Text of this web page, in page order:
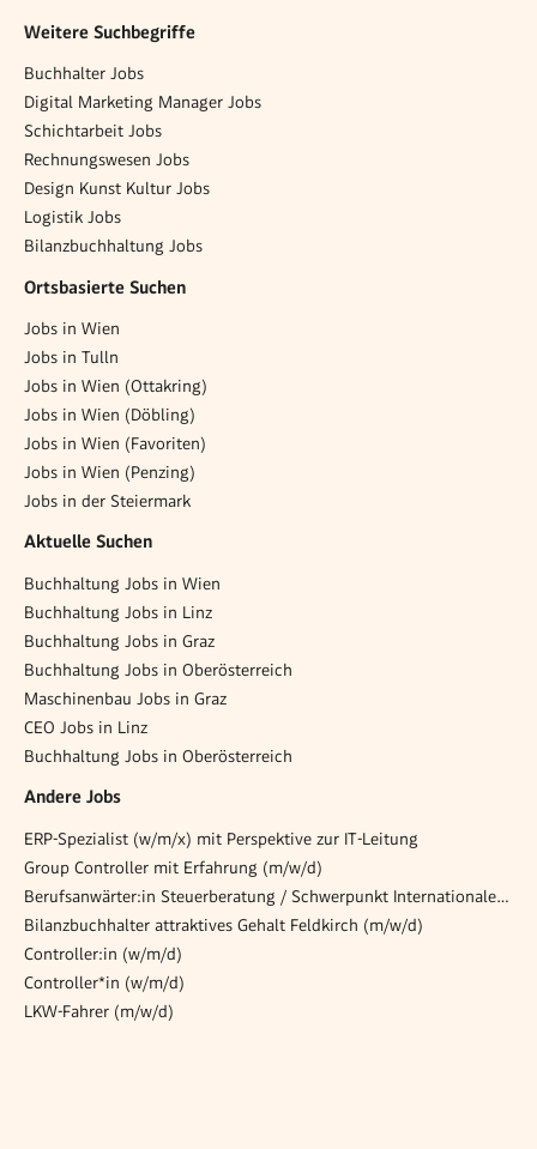
Weitere Suchbegriffe
Buchhalter Jobs
Digital Marketing Manager Jobs
Schichtarbeit Jobs
Rechnungswesen Jobs
Design Kunst Kultur Jobs
Logistik Jobs
Bilanzbuchhaltung Jobs
Ortsbasierte Suchen
Jobs in Wien
Jobs in Tulln
Jobs in Wien (Ottakring)
Jobs in Wien (Döbling)
Jobs in Wien (Favoriten)
Jobs in Wien (Penzing)
Jobs in der Steiermark
Aktuelle Suchen
Buchhaltung Jobs in Wien
Buchhaltung Jobs in Linz
Buchhaltung Jobs in Graz
Buchhaltung Jobs in Oberösterreich
Maschinenbau Jobs in Graz
CEO Jobs in Linz
Buchhaltung Jobs in Oberösterreich
Andere Jobs
ERP-Spezialist (w/m/x) mit Perspektive zur IT-Leitung
Group Controller mit Erfahrung (m/w/d)
Berufsanwärter:in Steuerberatung / Schwerpunkt Internationales Steuerrecht (m/w/d)
Bilanzbuchhalter attraktives Gehalt Feldkirch (m/w/d)
Controller:in (w/m/d)
Controller*in (w/m/d)
LKW-Fahrer (m/w/d)